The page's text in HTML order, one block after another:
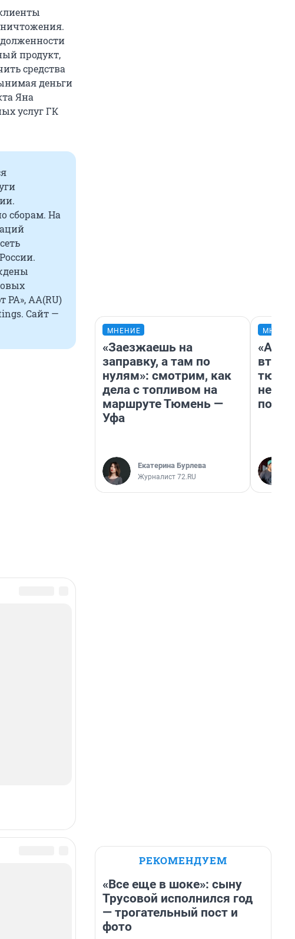
продукт,
средства
деньги
Яна
услуг ГК
сборам. На
РА», АА(RU)
Сайт —
МНЕНИЕ
«Заезжаешь на
заправку, а там по
нулям»: смотрим, как
дела с топливом на
маршруте Тюмень —
Уфа
Екатерина Бурлева
Журналист 72.RU
РЕКОМЕНДУЕМ
«Все еще в шоке»: сыну
Трусовой исполнился год
— трогательный пост и
фото